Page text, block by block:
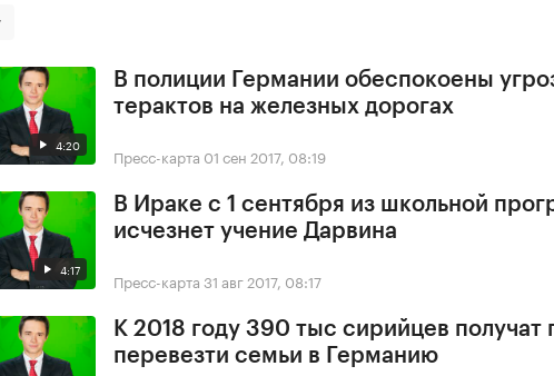
4:20
В полиции Германии обеспокоены
терактов на железных дорогах
Пресс-карта 01 сен 2017, 08:19
4:17
В Ираке с 1 сентября из школьной
исчезнет учение Дарвина
Пресс-карта 31 авг 2017, 08:17
К 2018 году 390 тыс сирийцев получат
перевезти семьи в Германию